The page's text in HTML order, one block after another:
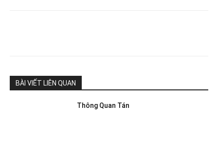
BÀI VIẾT LIÊN QUAN
Thông Quan Tán